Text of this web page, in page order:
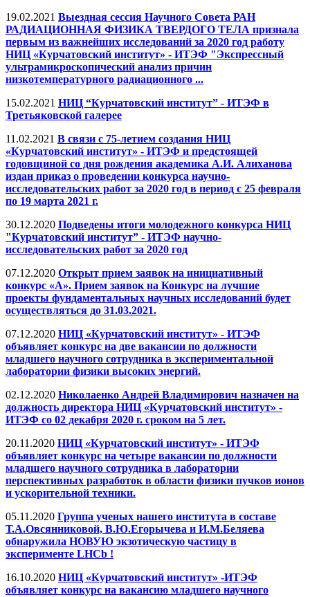
19.02.2021 Выездная сессия Научного Совета РАН
РАДИАЦИОННАЯ ФИЗИКА ТВЕРДОГО ТЕЛА признала
первым из важнейших исследований за 2020 год работу
НИЦ «Курчатовский институт» - ИТЭФ "Экспрессный
ультрамикроскопический анализ причин
низкотемпературного радиационного ...
15.02.2021 НИЦ “Курчатовский институт” - ИТЭФ в
Третьяковской галерее
11.02.2021 В связи с 75-летием создания НИЦ
«Курчатовский институт» - ИТЭФ и предстоящей
годовщиной со дня рождения академика А.И. Алиханова
издан приказ о проведении конкурса научно-
исследовательских работ за 2020 год в период с 25 февраля
по 19 марта 2021 г.
30.12.2020 Подведены итоги молодежного конкурса НИЦ
"Курчатовский институт” - ИТЭФ научно-
исследовательских работ за 2020 год
07.12.2020 Открыт прием заявок на инициативный
конкурс «А». Прием заявок на Конкурс на лучшие
проекты фундаментальных научных исследований будет
осуществляться до 31.03.2021.
07.12.2020 НИЦ «Курчатовский институт» - ИТЭФ
объявляет конкурс на две вакансии по должности
младшего научного сотрудника в экспериментальной
лаборатории физики высоких энергий.
02.12.2020 Николаенко Андрей Владимирович назначен на
должность директора НИЦ «Курчатовский институт» -
ИТЭФ со 02 декабря 2020 г. сроком на 5 лет.
20.11.2020 НИЦ «Курчатовский институт» - ИТЭФ
объявляет конкурс на четыре вакансии по должности
младшего научного сотрудника в лаборатории
перспективных разработок в области физики пучков ионов
и ускорительной техники.
05.11.2020 Группа ученых нашего института в составе
Т.А.Овсянниковой, В.Ю.Егорычева и И.М.Беляева
обнаружила НОВУЮ экзотическую частицу в
эксперименте LHCb !
16.10.2020 НИЦ «Курчатовский институт» -ИТЭФ
объявляет конкурс на вакансию младшего научного